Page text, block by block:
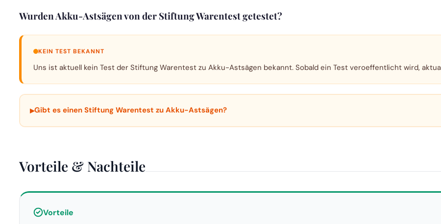
Wurden Akku-Astsägen von der Stiftung Warentest getestet?
KEIN TEST BEKANNT
Uns ist aktuell kein Test der Stiftung Warentest zu Akku-Astsägen bekannt. Sobald ein Test veroeffentlicht wird,
▸Gibt es einen Stiftung Warentest zu Akku-Astsägen?
Vorteile & Nachteile
Vorteile